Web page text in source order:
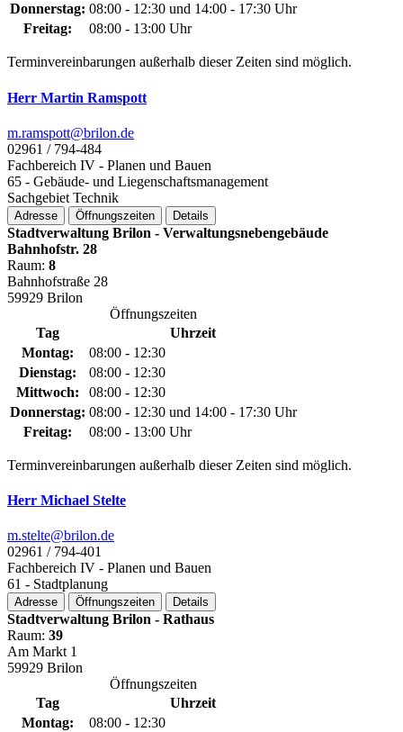
Donnerstag: 08:00 - 12:30 und 14:00 - 17:30 Uhr
Freitag:
08:00 - 13:00 Uhr
Terminvereinbarungen außerhalb dieser Zeiten sind möglich.
Herr Martin Ramspott
m.ramspott@­brilon.de
02961 / 794-484
Fachbereich IV - Planen und Bauen
65 - Gebäude- und Liegenschaftsmanagement
Sachgebiet Technik
Adresse Öffnungszeiten Details
Stadtverwaltung Brilon - Verwaltungsnebengebäude
Bahnhofstr. 28
Raum: 8
Bahnhofstraße 28
59929 Brilon
Öffnungszeiten
Tag
Uhrzeit
Montag:
08:00 - 12:30
Dienstag:
08:00 - 12:30
Mittwoch:
08:00 - 12:30
Donnerstag: 08:00 - 12:30 und 14:00 - 17:30 Uhr
Freitag:
08:00 - 13:00 Uhr
Terminvereinbarungen außerhalb dieser Zeiten sind möglich.
Herr Michael Stelte
m.stelte@­brilon.de
02961 / 794-401
Fachbereich IV - Planen und Bauen
61 - Stadtplanung
Adresse Öffnungszeiten Details
Stadtverwaltung Brilon - Rathaus
Raum: 39
Am Markt 1
59929 Brilon
Öffnungszeiten
Tag
Uhrzeit
Montag:
08:00 - 12:30